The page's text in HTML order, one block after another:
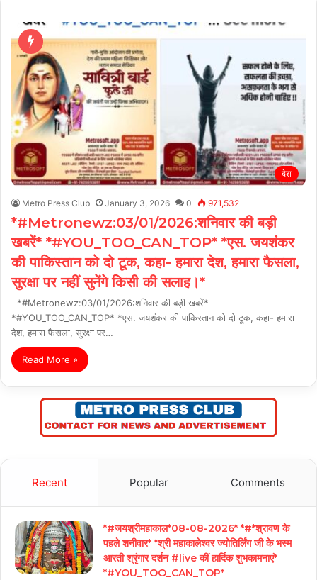
देश
Metro Press Club January 3, 2026 0 971,532
*#Metronewz:03/01/2026:शनिवार की बड़ी
खबरें* *#YOU_TOO_CAN_TOP* *एस. जयशंकर
की पाकिस्तान को दो टूक, कहा- हमारा देश, हमारा फैसला,
सुरक्षा पर नहीं सुनेंगे किसी की सलाह।*
*#Metronewz:03/01/2026:शनिवार की बड़ी खबरें*
*#YOU_TOO_CAN_TOP* *एस. जयशंकर की पाकिस्तान को दो टूक, कहा- हमारा
देश, हमारा फैसला, सुरक्षा पर…
Read More »
Recent Popular Comments
*#जयश्रीमहाकाल*08-08-2026* *#*श्रावण के
पहले शनीवार* *श्री महाकालेश्वर ज्योतिर्लिंग जी के भस्म
आरती श्रृंगार दर्शन #live कीं हार्दिक शुभकामनाएं*
*#YOU_TOO_CAN_TOP*